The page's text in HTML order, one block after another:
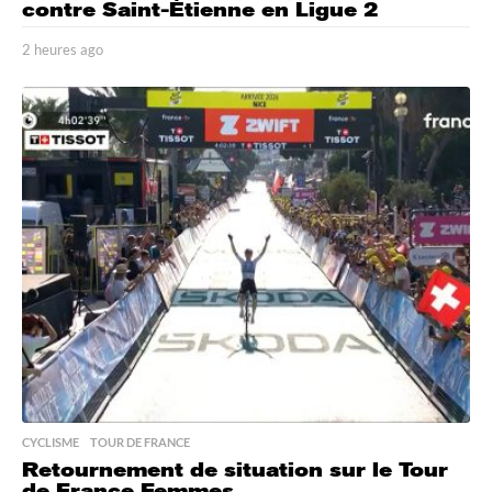
contre Saint-Étienne en Ligue 2
2 heures ago
e
u
r
e
g
o
CYCLISME ,TOUR DE FRANCE
Retournement de situation sur le Tour